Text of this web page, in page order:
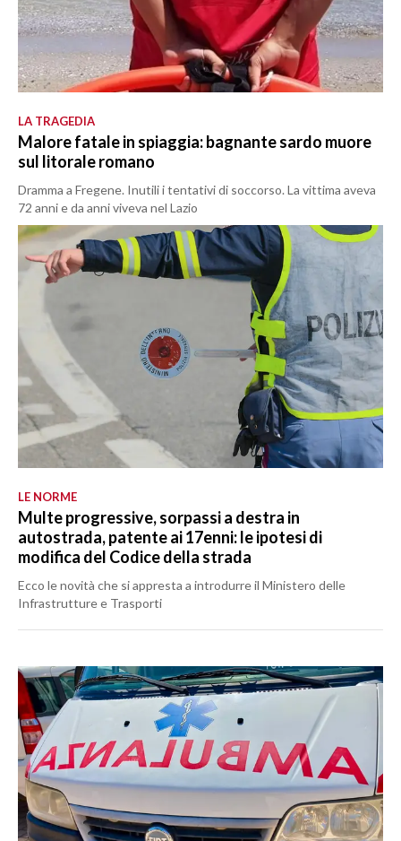
LA TRAGEDIA
Malore fatale in spiaggia: bagnante sardo muore
sul litorale romano
Dramma a Fregene. Inutili i tentativi di soccorso. La vittima aveva
72 anni e da anni viveva nel Lazio
LE NORME
Multe progressive, sorpassi a destra in
autostrada, patente ai 17enni: le ipotesi di
modifica del Codice della strada
Ecco le novità che si appresta a introdurre il Ministero delle
Infrastrutture e Trasporti